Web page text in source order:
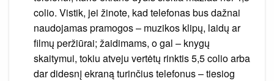
colio. Vistik, jei žinote, kad telefonas bus dažnai
naudojamas pramogos – muzikos klipų, laidų ar
filmų peržiūrai; žaidimams, o gal – knygų
skaitymui, tokiu atveju vertėtų rinktis 5,5 colio arba
dar didesnį ekraną turinčius telefonus – tiesiog